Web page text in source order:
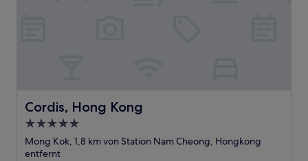
Cordis, Hong Kong
Cordis, Hong Kong
5.0-
Sterne-
Unterkunft
Mong Kok, 1,8 km von Station Nam Cheong, Hongkong
entfernt